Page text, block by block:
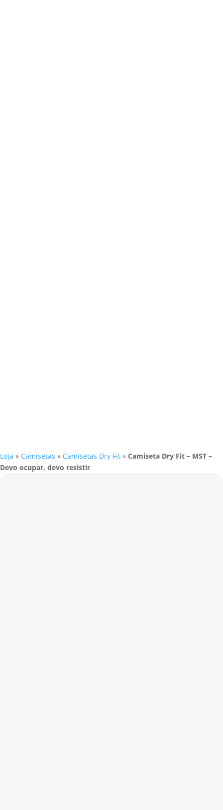
Loja » Camisetas » Camisetas Dry Fit » Camiseta Dry Fit – MST –
Devo ocupar, devo resistir